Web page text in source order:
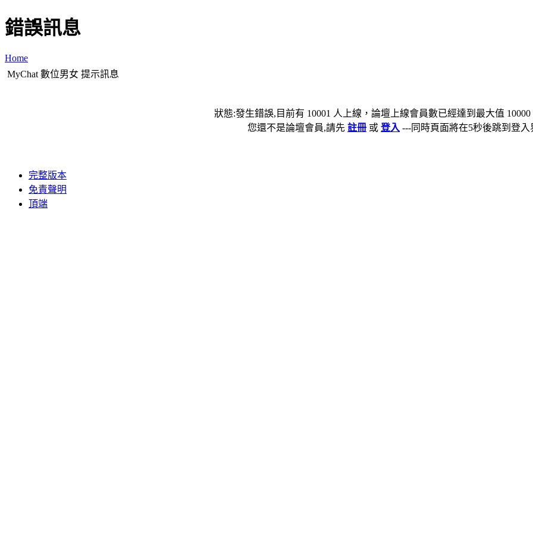
錯誤訊息
Home
MyChat 數位男女 提示訊息
狀態:發生錯誤,目前有 10001 人上線，論壇上線會員數已經達到最大值
您還不是論壇會員,請先 註冊 或 登入 ---同時頁面將在5秒後跳到登入
完整版本
免責聲明
頂端